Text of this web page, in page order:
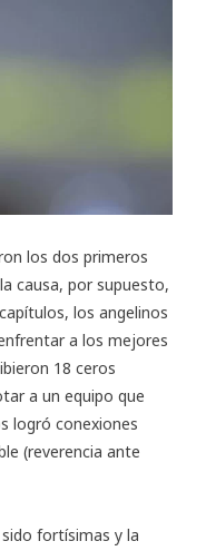
los dos primeros
causa, por supuesto,
los angelinos
a los mejores
18 ceros
a un equipo que
logró conexiones
(reverencia ante
fortísimas y la